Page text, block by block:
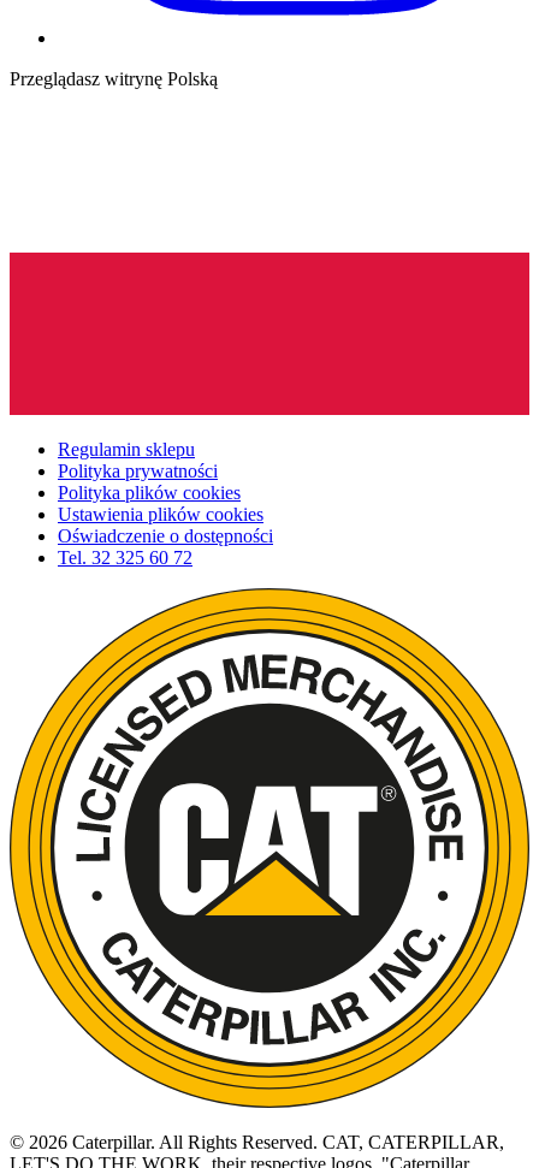
Przeglądasz witrynę Polską
Regulamin sklepu
Polityka prywatności
Polityka plików cookies
Ustawienia plików cookies
Oświadczenie o dostępności
Tel. 32 325 60 72
© 2026 Caterpillar. All Rights Reserved. CAT, CATERPILLAR,
LET'S DO THE WORK, their respective logos, "Caterpillar